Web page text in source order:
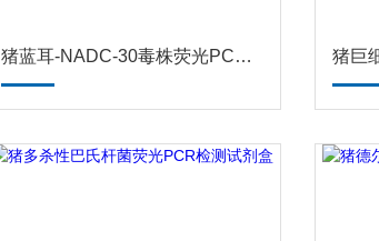
猪蓝耳-NADC-30毒株荧光PCR检测试剂盒